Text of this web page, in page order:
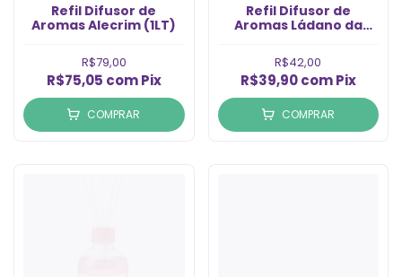
Refil Difusor de
Aromas Alecrim (1LT)
R$79,00
R$75,05 com Pix
COMPRAR
Refil Difusor de
Aromas Ládano da
R$42,00
R$39,90com Pix
COMPRAR